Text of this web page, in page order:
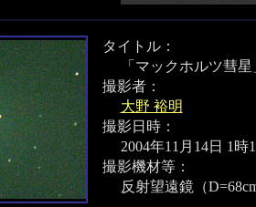
タイトル：
「マックホルツ彗星
撮影者：
大野 裕明
撮影日時：
2004年11月14日 1時
撮影機材等：
反射望遠鏡（